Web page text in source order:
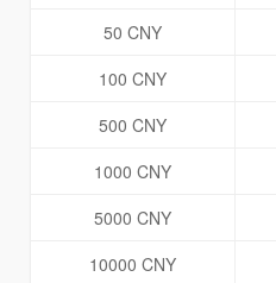
50 CNY
100 CNY
500 CNY
1000 CNY
5000 CNY
10000 CNY